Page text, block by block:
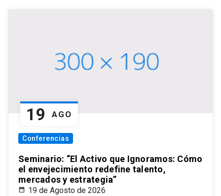
19 AGO
Conferencias
Seminario: “El Activo que Ignoramos: Cómo
el envejecimiento redefine talento,
mercados y estrategia”
19 de Agosto de 2026